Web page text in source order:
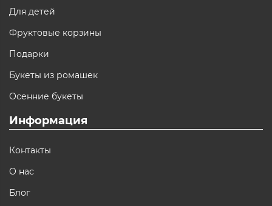
Для детей
Фруктовые корзины
Подарки
Букеты из ромашек
Осенние букеты
Информация
Контакты
О нас
Блог